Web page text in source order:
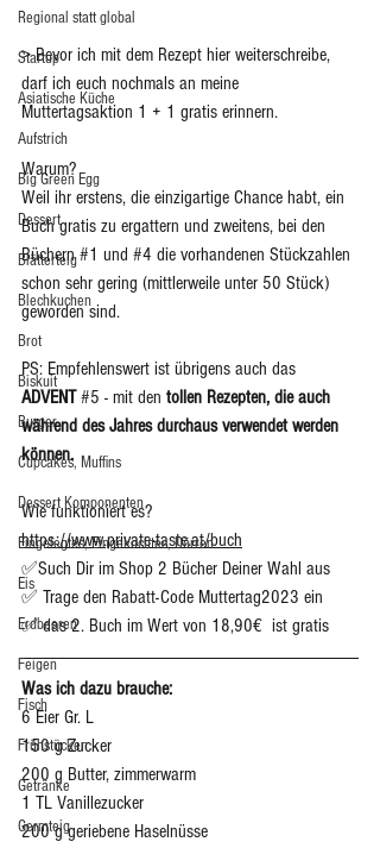
Regional statt global
Startup
Asiatische Küche
Aufstrich
Big Green Egg
Dessert
Blätterteig
Blechkuchen
Brot
Biskuit
Burger
Cupcakes, Muffins
Dessert Komponenten
Eingelegtes, Eingekochtes, Dörren
Eis
Erdbeeren
Feigen
Fisch
Frühstücken
Getränke
Germteig
> Bevor ich mit dem Rezept hier weiterschreibe,
darf ich euch nochmals an meine
Muttertagsaktion 1 + 1 gratis erinnern.
Warum?
Weil ihr erstens, die einzigartige Chance habt, ein
Buch gratis zu ergattern und zweitens, bei den
Büchern #1 und #4 die vorhandenen Stückzahlen
schon sehr gering (mittlerweile unter 50 Stück)
geworden sind.
PS: Empfehlenswert ist übrigens auch das
ADVENT #5 - mit den tollen Rezepten, die auch
während des Jahres durchaus verwendet werden
können.
Wie funktioniert es?
https://www.private-taste.at/buch
✅Such Dir im Shop 2 Bücher Deiner Wahl aus
✅ Trage den Rabatt-Code Muttertag2023 ein
✅ das 2. Buch im Wert von 18,90€  ist gratis
Was ich dazu brauche:
6 Eier Gr. L
150 g Zucker
200 g Butter, zimmerwarm
1 TL Vanillezucker
200 g geriebene Haselnüsse